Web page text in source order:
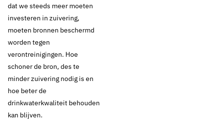
dat we steeds meer moeten
investeren in zuivering,
moeten bronnen beschermd
worden tegen
verontreinigingen. Hoe
schoner de bron, des te
minder zuivering nodig is en
hoe beter de
drinkwaterkwaliteit behouden
kan blijven.